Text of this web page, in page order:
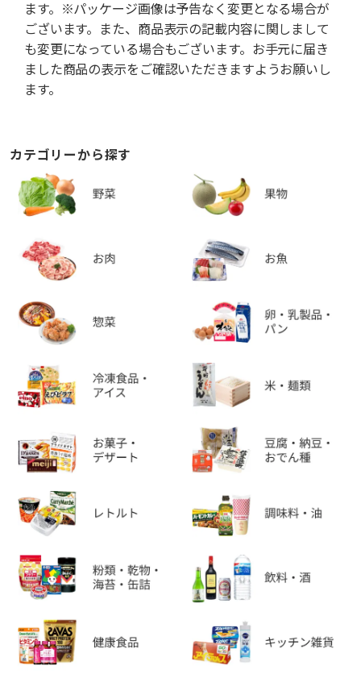
ます。※パッケージ画像は予告なく変更となる場合が
ございます。また、商品表示の記載内容に関しまして
も変更になっている場合もございます。お手元に届き
ました商品の表示をご確認いただきますようお願いし
ます。
カテゴリーから探す